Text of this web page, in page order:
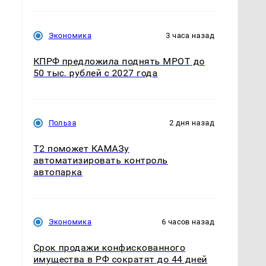
Экономика 3 часа назад
КПРФ предложила поднять МРОТ до
50 тыс. рублей с 2027 года
Польза 2 дня назад
T2 поможет КАМАЗу
автоматизировать контроль
автопарка
Экономика 6 часов назад
Срок продажи конфискованного
имущества в РФ сократят до 44 дней